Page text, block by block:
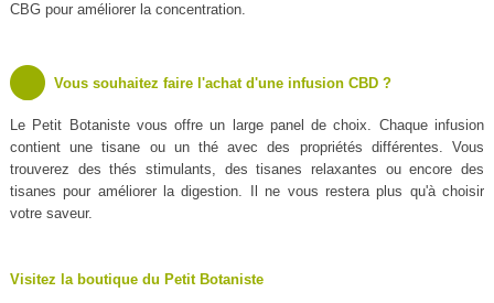
CBG pour améliorer la concentration.
Vous souhaitez faire l'achat d'une infusion CBD ?
Le Petit Botaniste vous offre un large panel de choix. Chaque infusion
contient une tisane ou un thé avec des propriétés différentes. Vous
trouverez des thés stimulants, des tisanes relaxantes ou encore des
tisanes pour améliorer la digestion. Il ne vous restera plus qu'à choisir
votre saveur.
Visitez la boutique du Petit Botaniste